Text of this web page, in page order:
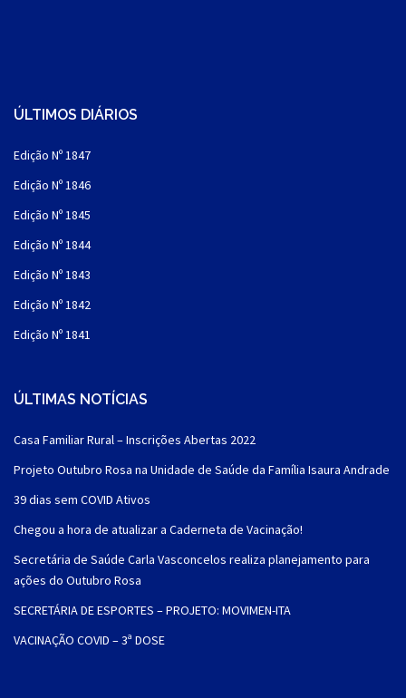
ÚLTIMOS DIÁRIOS
Edição Nº 1847
Edição Nº 1846
Edição Nº 1845
Edição Nº 1844
Edição Nº 1843
Edição Nº 1842
Edição Nº 1841
ÚLTIMAS NOTÍCIAS
Casa Familiar Rural – Inscrições Abertas 2022
Projeto Outubro Rosa na Unidade de Saúde da Família Isaura Andrade
39 dias sem COVID Ativos
Chegou a hora de atualizar a Caderneta de Vacinação!
Secretária de Saúde Carla Vasconcelos realiza planejamento para
ações do Outubro Rosa
SECRETÁRIA DE ESPORTES – PROJETO: MOVIMEN-ITA
VACINAÇÃO COVID – 3ª DOSE